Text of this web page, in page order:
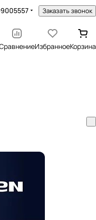
Заказать звонок
ИзбранноеКорзина